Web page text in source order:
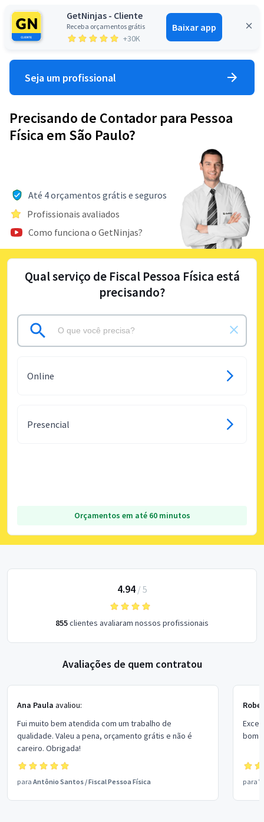
GetNinjas - Cliente
Receba orçamentos grátis
+30K
Baixar app
Entrar
Seja um profissional
Precisando de Contador para Pessoa
Física em São Paulo?
Até 4 orçamentos grátis e seguros
Profissionais avaliados
Como funciona o GetNinjas?
Qual serviço de Fiscal Pessoa Física está
precisando?
Online
Presencial
Orçamentos em até 60 minutos
4.94/ 5
855clientes avaliaram nossos profissionais
Avaliações de quem contratou
Ana Paula avaliou:
Fui muito bem atendida com um trabalho de
qualidade. Valeu a pena, orçamento grátis e não é
careiro. Obrigada!
para Antônio Santos /Fiscal Pessoa Física
bom
para